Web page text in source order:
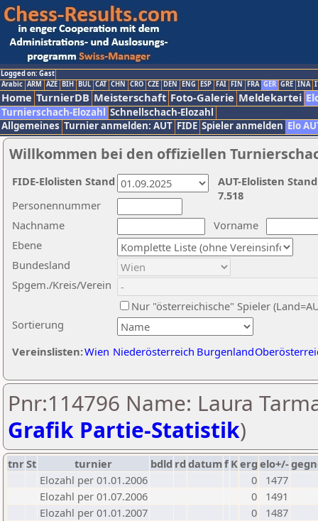
Logged on: Gast
Arabic ARM AZE BIH BUL CAT CHN CRO CZE DEN ENG ESP FAI FIN FRA GER GRE INA
Home TurnierDB Meisterschaft Foto-Galerie Meldekartei
Turnierschach-Elozahl Schnellschach-Elozahl
Allgemeines Turnier anmelden: AUT FIDE Spieler anmelden Elo
Willkommen bei den offiziellen
Nachname
Vorname
Ebene
Sortierung
Personennummer
Bundesland
Spgem./Kreis/Verein
Nur "österreichische" Spieler
Vereinslisten:Wien Niederösterreich Burgenland
AUT-Elolisten
7.518
FIDE-Elolisten Stand
Pnr:114796 Name: Laura
Grafik Partie-Statistik)
tnrSt turnier bdld rd datumf Kerg elo+/-
Elozahl per 01.01.2006
0
1477
Elozahl per 01.07.2006
0
1491
Elozahl per 01.01.2007
0
1487